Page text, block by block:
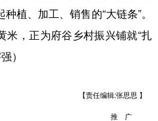
植、加工、销售的“大链条”。
米，正为府谷乡村振兴铺就“扎
）
【责任编辑:张思思 】
推 广